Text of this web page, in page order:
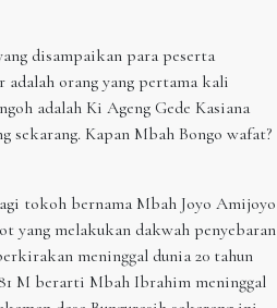
disampaikan para peserta
adalah orang yang pertama kali
adalah Ki Ageng Gede Kasiana
sekarang. Kapan Mbah Bongo wafat?
tokoh bernama Mbah Joyo Amijoyo
yang melakukan dakwah penyebaran
meninggal dunia 20 tahun
M berarti Mbah Ibrahim meninggal